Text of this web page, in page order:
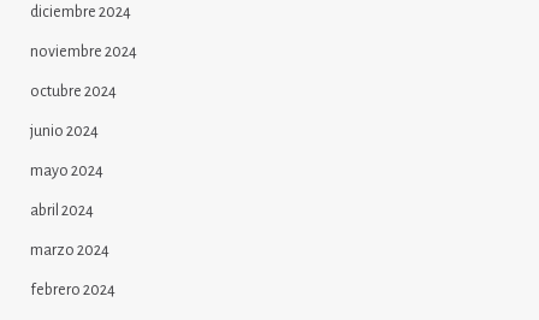
diciembre 2024
noviembre 2024
octubre 2024
junio 2024
mayo 2024
abril 2024
marzo 2024
febrero 2024